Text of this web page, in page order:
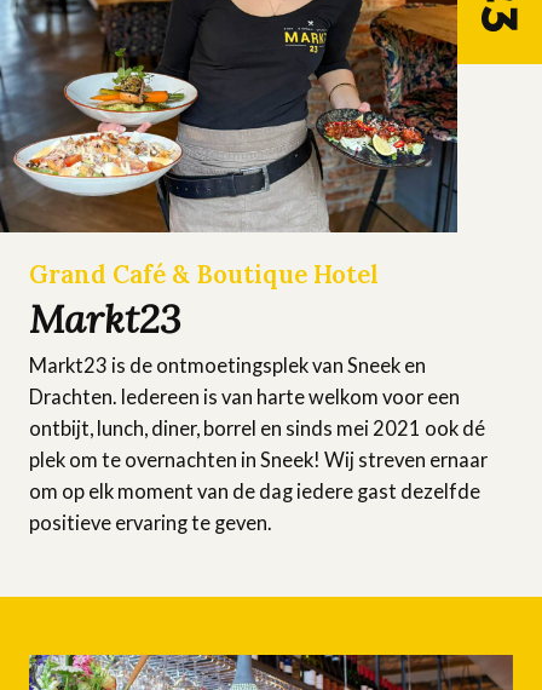
Grand Café & Boutique Hotel
Markt23
Markt23 is de ontmoetingsplek van Sneek en
Drachten. Iedereen is van harte welkom voor een
ontbijt, lunch, diner, borrel en sinds mei 2021 ook dé
plek om te overnachten in Sneek! Wij streven ernaar
om op elk moment van de dag iedere gast dezelfde
positieve ervaring te geven.